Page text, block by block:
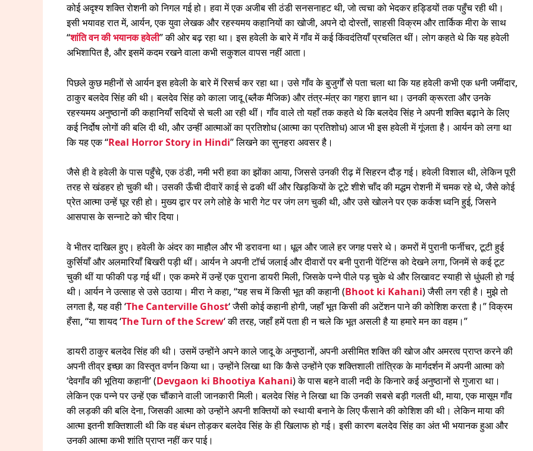
कोई अदृश्य शक्ति रोशनी को निगल गई हो। हवा में एक अजीब सी ठंडी सनसनाहट थी, जो त्वचा को भेदकर हड्डियों तक पहुँच रही थी।
इसी भयावह रात में, आर्यन, एक युवा लेखक और रहस्यमय कहानियों का खोजी, अपने दो दोस्तों, साहसी विक्रम और तार्किक मीरा के साथ
“शांति वन की भयानक हवेली” की ओर बढ़ रहा था। इस हवेली के बारे में गाँव में कई किंवदंतियाँ प्रचलित थीं। लोग कहते थे कि यह हवेली
अभिशापित है, और इसमें कदम रखने वाला कभी सकुशल वापस नहीं आता।
पिछले कुछ महीनों से आर्यन इस हवेली के बारे में रिसर्च कर रहा था। उसे गाँव के बुजुर्गों से पता चला था कि यह हवेली कभी एक धनी जमींदार,
ठाकुर बलदेव सिंह की थी। बलदेव सिंह को काला जादू (ब्लैक मैजिक) और तंत्र-मंत्र का गहरा ज्ञान था। उनकी क्रूरता और उनके
रहस्यमय अनुष्ठानों की कहानियाँ सदियों से चली आ रही थीं। गाँव वाले तो यहाँ तक कहते थे कि बलदेव सिंह ने अपनी शक्ति बढ़ाने के लिए
कई निर्दोष लोगों की बलि दी थी, और उन्हीं आत्माओं का प्रतिशोध (आत्मा का प्रतिशोध) आज भी इस हवेली में गूंजता है। आर्यन को लगा था
कि यह एक “Real Horror Story in Hindi” लिखने का सुनहरा अवसर है।
जैसे ही वे हवेली के पास पहुँचे, एक ठंडी, नमी भरी हवा का झोंका आया, जिससे उनकी रीढ़ में सिहरन दौड़ गई। हवेली विशाल थी, लेकिन पूरी
तरह से खंडहर हो चुकी थी। उसकी ऊँची दीवारें काई से ढकी थीं और खिड़कियों के टूटे शीशे चाँद की मद्धम रोशनी में चमक रहे थे, जैसे कोई
प्रेत आत्मा उन्हें घूर रही हो। मुख्य द्वार पर लगे लोहे के भारी गेट पर जंग लग चुकी थी, और उसे खोलने पर एक कर्कश ध्वनि हुई, जिसने
आसपास के सन्नाटे को चीर दिया।
वे भीतर दाखिल हुए। हवेली के अंदर का माहौल और भी डरावना था। धूल और जाले हर जगह पसरे थे। कमरों में पुरानी फर्नीचर, टूटी हुई
कुर्सियाँ और अलमारियाँ बिखरी पड़ी थीं। आर्यन ने अपनी टॉर्च जलाई और दीवारों पर बनी पुरानी पेंटिंग्स को देखने लगा, जिनमें से कई टूट
चुकी थीं या फीकी पड़ गई थीं। एक कमरे में उन्हें एक पुराना डायरी मिली, जिसके पन्ने पीले पड़ चुके थे और लिखावट स्याही से धुंधली हो गई
थी। आर्यन ने उत्साह से उसे उठाया। मीरा ने कहा, “यह सच में किसी भूत की कहानी (Bhoot ki Kahani) जैसी लग रही है। मुझे तो
लगता है, यह वही ‘The Canterville Ghost‘ जैसी कोई कहानी होगी, जहाँ भूत किसी की अटेंशन पाने की कोशिश करता है।” विक्रम
हँसा, “या शायद ‘The Turn of the Screw‘ की तरह, जहाँ हमें पता ही न चले कि भूत असली है या हमारे मन का वहम।”
डायरी ठाकुर बलदेव सिंह की थी। उसमें उन्होंने अपने काले जादू के अनुष्ठानों, अपनी असीमित शक्ति की खोज और अमरत्व प्राप्त करने की
अपनी तीव्र इच्छा का विस्तृत वर्णन किया था। उन्होंने लिखा था कि कैसे उन्होंने एक शक्तिशाली तांत्रिक के मार्गदर्शन में अपनी आत्मा को
‘देवगाँव की भूतिया कहानी’ (Devgaon ki Bhootiya Kahani) के पास बहने वाली नदी के किनारे कई अनुष्ठानों से गुजारा था।
लेकिन एक पन्ने पर उन्हें एक चौंकाने वाली जानकारी मिली। बलदेव सिंह ने लिखा था कि उनकी सबसे बड़ी गलती थी, माया, एक मासूम गाँव
की लड़की की बलि देना, जिसकी आत्मा को उन्होंने अपनी शक्तियों को स्थायी बनाने के लिए फँसाने की कोशिश की थी। लेकिन माया की
आत्मा इतनी शक्तिशाली थी कि वह बंधन तोड़कर बलदेव सिंह के ही खिलाफ हो गई। इसी कारण बलदेव सिंह का अंत भी भयानक हुआ और
उनकी आत्मा कभी शांति प्राप्त नहीं कर पाई।